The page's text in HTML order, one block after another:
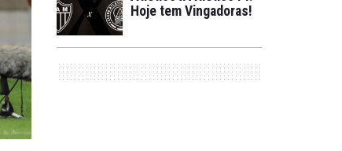
Hoje tem Vingadoras!